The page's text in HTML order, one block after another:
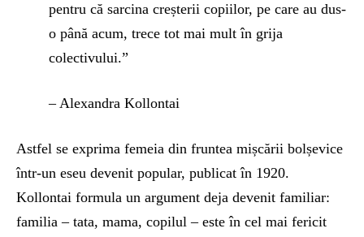
pentru că sarcina creșterii copiilor, pe care au dus-
o până acum, trece tot mai mult în grija
colectivului.”
– Alexandra Kollontai
Astfel se exprima femeia din fruntea mișcării bolșevice
într-un eseu devenit popular, publicat în 1920.
Kollontai formula un argument deja devenit familiar:
familia – tata, mama, copilul – este în cel mai fericit